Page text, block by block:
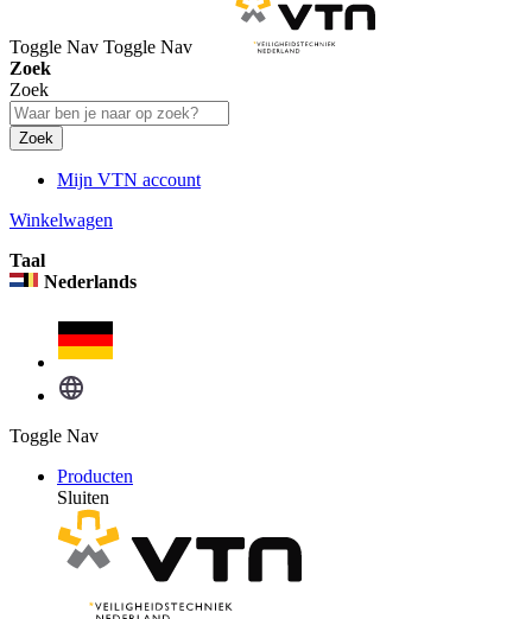
Toggle Nav Toggle Nav
Zoek
Zoek
Zoek
Mijn VTN account
Winkelwagen
Taal
Nederlands
Toggle Nav
Producten
Sluiten